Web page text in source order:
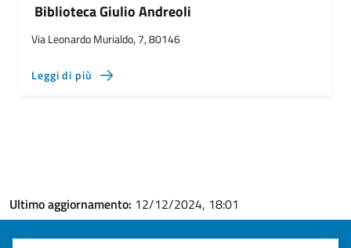
Biblioteca Giulio Andreoli
Via Leonardo Murialdo, 7, 80146
Leggi di più
Ultimo aggiornamento: 12/12/2024, 18:01